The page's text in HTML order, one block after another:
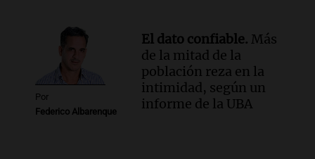
y defiende sus aranceles
Panorama Federal
Episodios
Por
Federico Albarenque
El dato confiable. Más
de la mitad de la
población reza en la
intimidad, según un
informe de la UBA